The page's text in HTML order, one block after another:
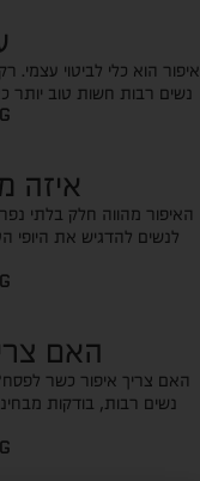
איפור הוא כלי לביטוי
נשים רבות חשות טוב יותר
איזה
האיפור מהווה חלק בלתי
לנשים להדגיש את היופי
האם
האם צריך איפור כשר
נשים רבות, בודקות